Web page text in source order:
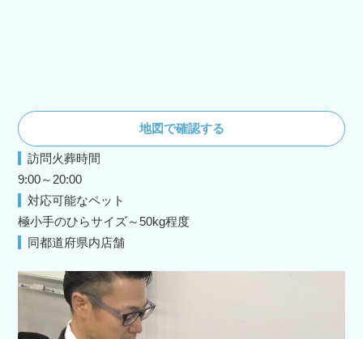
地図で確認する
訪問火葬時間
9:00～20:00
対応可能なペット
極小手のひらサイズ～50kg程度
同都道府県内店舗